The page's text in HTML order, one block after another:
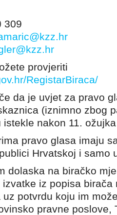
309
provjeriti
RegistarBiraca/
da je uvjet za pravo
(iznimno zbog
nakon 11.
pravo glasa imaju
Hrvatskoj i samo
dolaska na biračko
iz popisa
uz potvrdu koju im
pravne poslove,